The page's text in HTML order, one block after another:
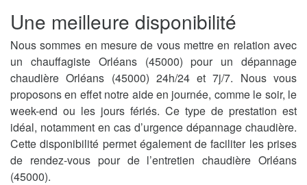
Une meilleure disponibilité
Nous sommes en mesure de vous mettre en relation avec
un chauffagiste Orléans (45000) pour un dépannage
chaudière Orléans (45000) 24h/24 et 7j/7. Nous vous
proposons en effet notre aide en journée, comme le soir, le
week-end ou les jours fériés. Ce type de prestation est
idéal, notamment en cas d’urgence dépannage chaudière.
Cette disponibilité permet également de faciliter les prises
de rendez-vous pour de l’entretien chaudière Orléans
(45000).